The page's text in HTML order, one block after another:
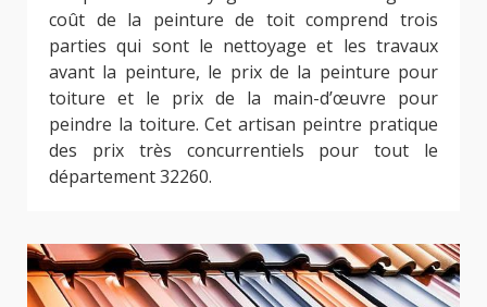
coût de la peinture de toit comprend trois
parties qui sont le nettoyage et les travaux
avant la peinture, le prix de la peinture pour
toiture et le prix de la main-d’œuvre pour
peindre la toiture. Cet artisan peintre pratique
des prix très concurrentiels pour tout le
département 32260.